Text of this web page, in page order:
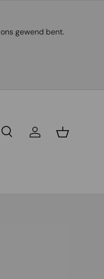
gewend bent.
RechercheSe connecter
Panier